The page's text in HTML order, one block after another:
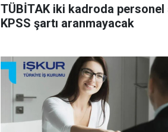
TÜBİTAK iki kadroda personel
KPSS şartı aranmayacak